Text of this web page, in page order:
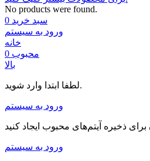
No products were found.
سبد خرید 0
ورود به سیستم
خانه
محبوب 0
بالا
لطفا ابتدا وارد شوید.
ورود به سیستم
ورود به سیستم